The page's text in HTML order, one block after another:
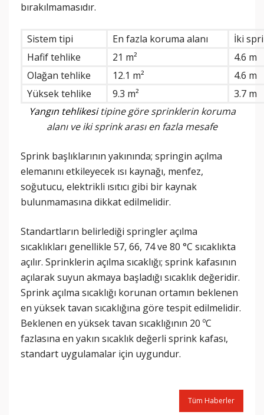
bırakılmamasıdır.
Sistem tipi En fazla koruma alanı
İki
Hafif tehlike
21 m²
4.6 m
Olağan tehlike
12.1 m²
4.6 m
Yüksek tehlike
9.3 m²
3.7 m
Yangın tehlikesitipine göre sprinklerin koruma
alanı ve iki sprink arası en fazla mesafe
Sprink başlıklarının yakınında; springin açılma
elemanını etkileyecek ısı kaynağı, menfez,
soğutucu, elektrikli ısıtıcı gibi bir kaynak
bulunmamasına dikkat edilmelidir.
Standartların belirlediği springler açılma
sıcaklıkları genellikle 57, 66, 74 ve 80 °C sıcaklıkta
açılır. Sprinklerin açılma sıcaklığı; sprink kafasının
açılarak suyun akmaya başladığı sıcaklık değeridir.
Sprink açılma sıcaklığı korunan ortamın beklenen
en yüksek tavan sıcaklığına göre tespit edilmelidir.
Beklenen en yüksek tavan sıcaklığının 20 ºC
fazlasına en yakın sıcaklık değerli sprink kafası,
standart uygulamalar için uygundur.
Tüm Haberler